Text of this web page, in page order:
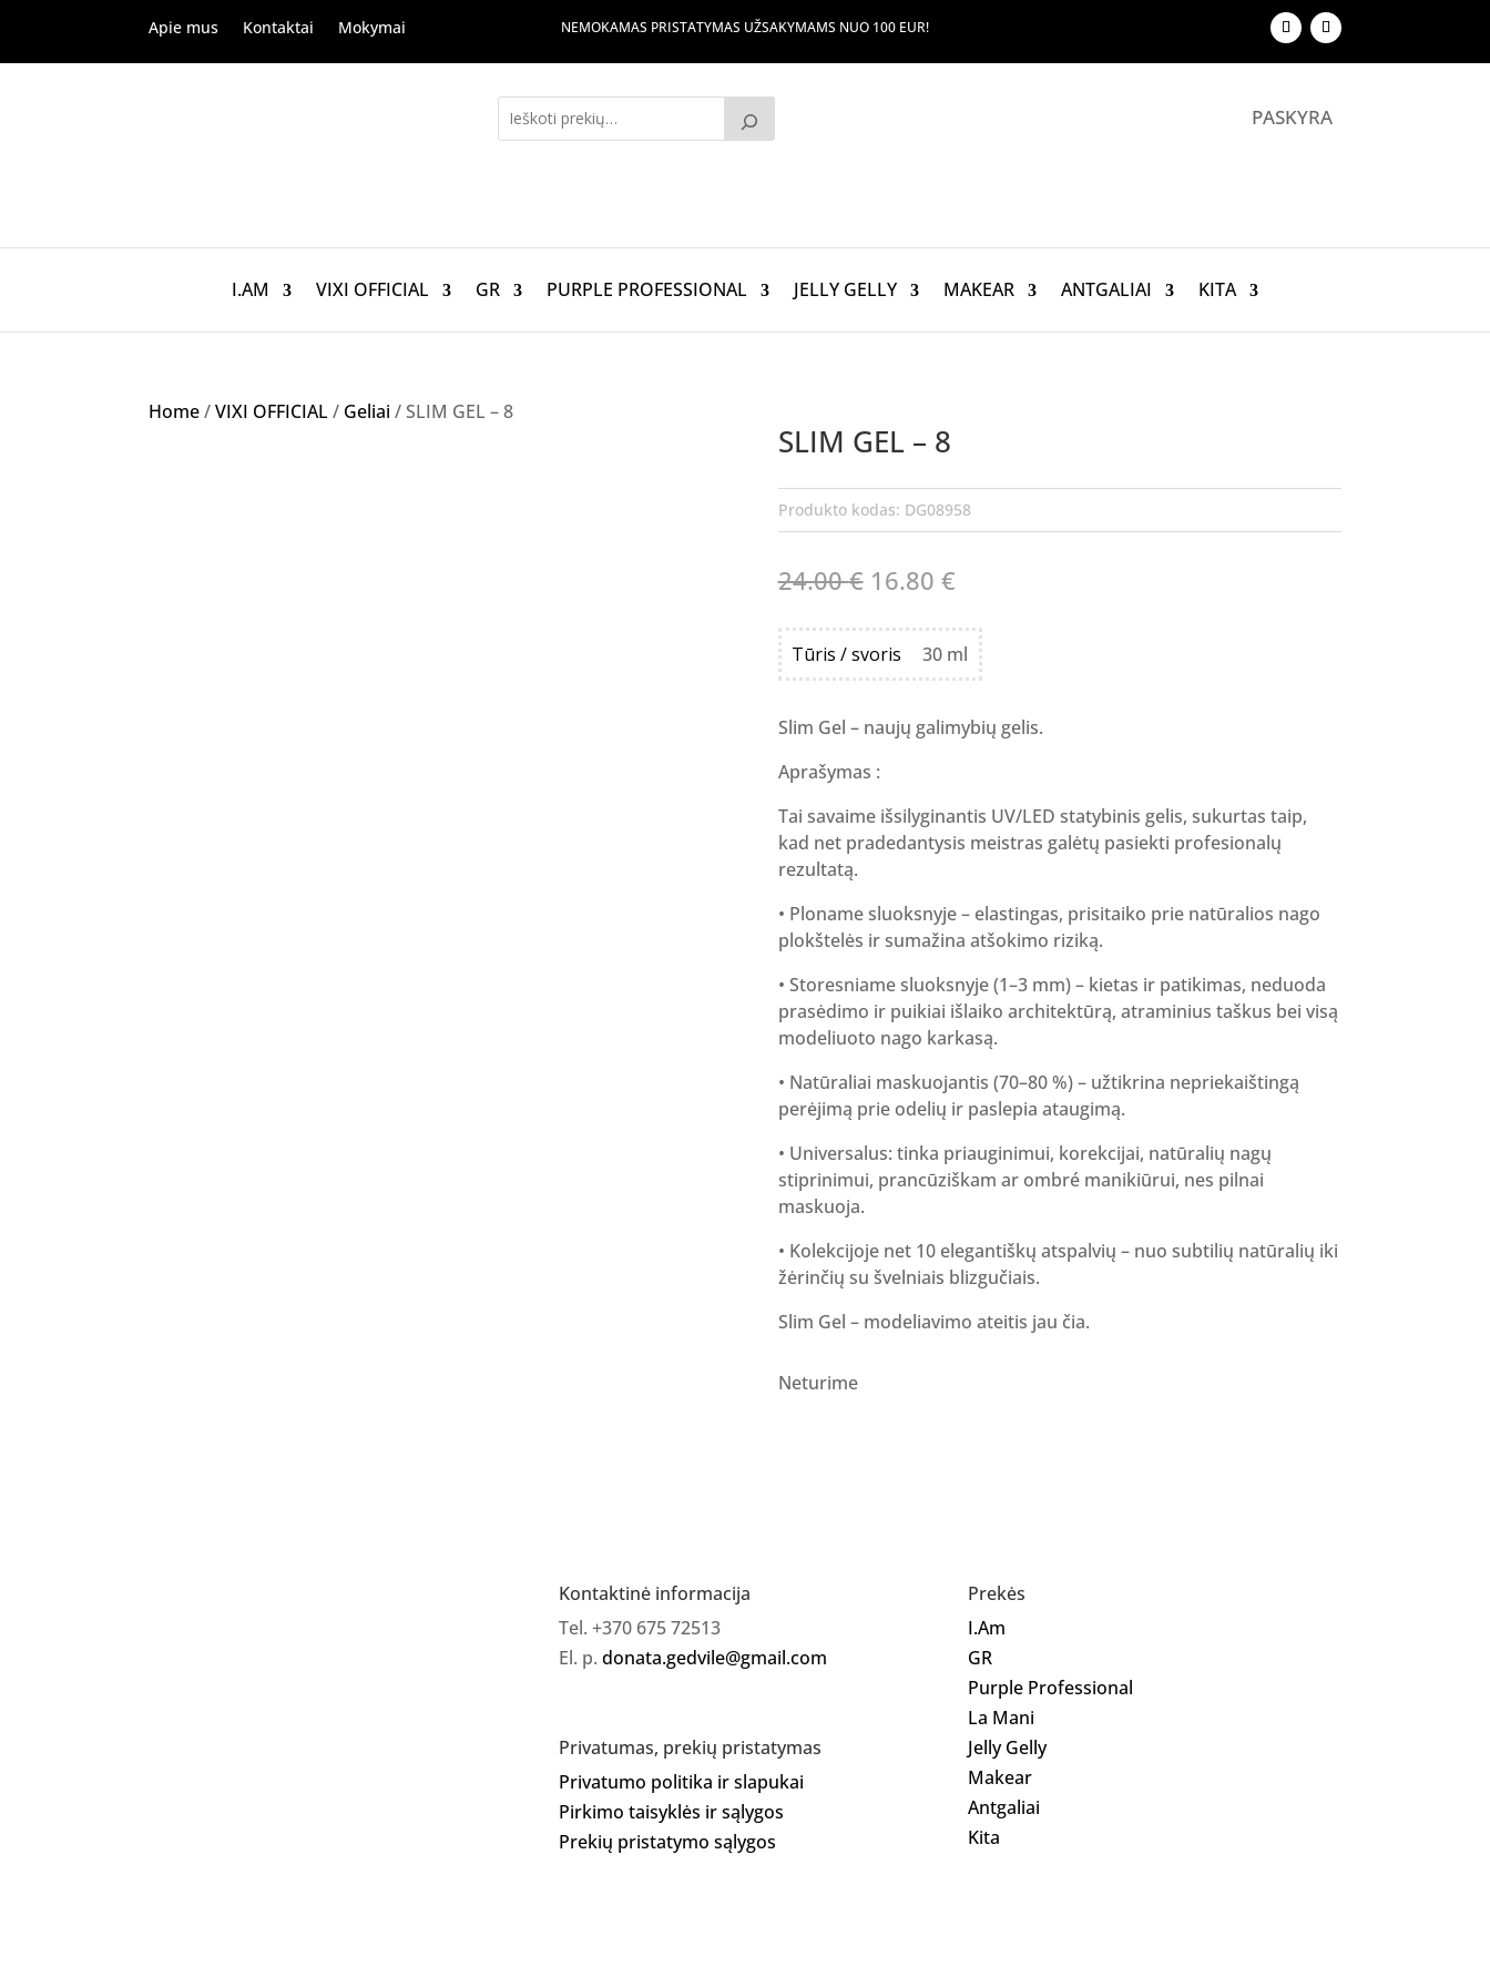
Apie mus Kontaktai Mokymai NEMOKAMAS PRISTATYMAS UŽSAKYMAMS NUO 100 EUR!
PASKYRA
I.AM VIXI OFFICIAL GR PURPLE PROFESSIONAL JELLY GELLY MAKEAR ANTGALIAI KITA
Home/VIXI OFFICIAL/ Geliai / SLIM GEL – 8
SLIM GEL – 8
Produkto kodas: DG08958
24.00€ Original
was:
24.00 €.
16.80 €Current
is:
16.80 €.
Tūris / svoris 30 ml
Slim Gel – naujų galimybių gelis.
Aprašymas :
Tai savaime išsilyginantis UV/LED statybinis gelis, sukurtas taip,
kad net pradedantysis meistras galėtų pasiekti profesionalų
rezultatą.
• Ploname sluoksnyje – elastingas, prisitaiko prie natūralios nago
plokštelės ir sumažina atšokimo riziką.
• Storesniame sluoksnyje (1–3 mm) – kietas ir patikimas, neduoda
prasėdimo ir puikiai išlaiko architektūrą, atraminius taškus bei visą
modeliuoto nago karkasą.
• Natūraliai maskuojantis (70–80 %) – užtikrina nepriekaištingą
perėjimą prie odelių ir paslepia ataugimą.
• Universalus: tinka priauginimui, korekcijai, natūralių nagų
stiprinimui, prancūziškam ar ombré manikiūrui, nes pilnai
maskuoja.
• Kolekcijoje net 10 elegantiškų atspalvių – nuo subtilių natūralių iki
žėrinčių su švelniais blizgučiais.
Slim Gel – modeliavimo ateitis jau čia.
Neturime
Kontaktinė informacija
Tel. +370 675 72513
El. p. donata.gedvile@gmail.com
Privatumas, prekių pristatymas
Privatumo politika ir slapukai
Pirkimo taisyklės ir sąlygos
Prekių pristatymo sąlygos
Prekės
I.Am
GR
Purple Professional
La Mani
Jelly Gelly
Makear
Antgaliai
Kita